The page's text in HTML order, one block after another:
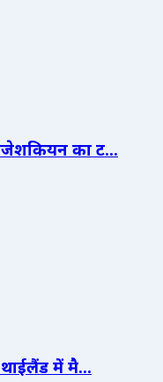
का ट...
में मै...